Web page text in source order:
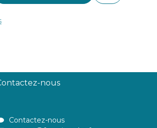
nous
Contactez-nous